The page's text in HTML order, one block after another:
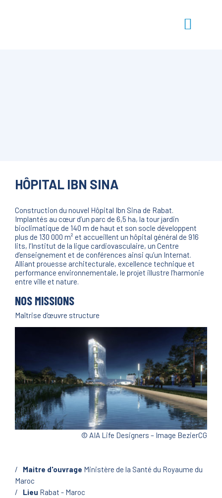
HÔPITAL IBN SINA
Construction du nouvel Hôpital Ibn Sina de Rabat.
Implantés au cœur d’un parc de 6,5 ha, la tour jardin
bioclimatique de 140 m de haut et son socle développent
plus de 130 000 m² et accueillent un hôpital général de 916
lits, l’Institut de la ligue cardiovasculaire, un Centre
d’enseignement et de conférences ainsi qu’un Internat.
Alliant prouesse architecturale, excellence technique et
performance environnementale, le projet illustre l’harmonie
entre ville et nature.
NOS MISSIONS
Maîtrise d’œuvre structure
© AIA Life Designers – Image BezierCG
Maitre d'ouvrage Ministère de la Santé du Royaume du
Maroc
Lieu Rabat - Maroc